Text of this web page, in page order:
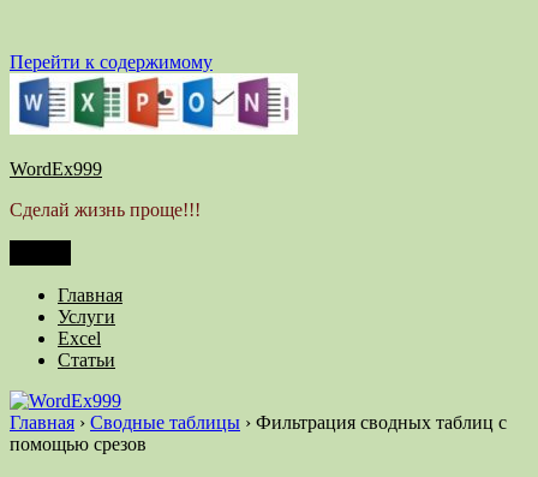
Перейти к содержимому
WordEx999
Сделай жизнь проще!!!
Главная
Услуги
Excel
Статьи
Главная › Сводные таблицы › Фильтрация сводных таблиц с
помощью срезов